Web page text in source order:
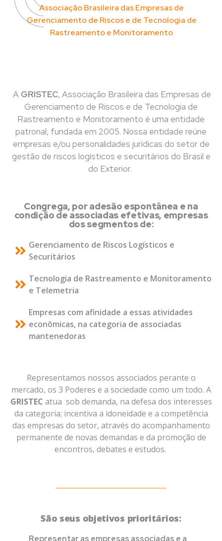
Associação Brasileira das Empresas de
Gerenciamento de Riscos e de Tecnologia de
Rastreamento e Monitoramento
A GRISTEC, Associação Brasileira das Empresas de
Gerenciamento de Riscos e de Tecnologia de
Rastreamento e Monitoramento é uma entidade
patronal, fundada em 2005. Nossa entidade reúne
empresas e/ou personalidades jurídicas do setor de
gestão de riscos logísticos e securitários do Brasil e
do Exterior.
Congrega, por adesão espontânea e na
condição de associadas efetivas, empresas
dos segmentos de:
Gerenciamento de Riscos Logísticos e
Securitários
Tecnologia de Rastreamento e Monitoramento
e Telemetria
Empresas com afinidade a essas atividades
econômicas, na categoria de associadas
mantenedoras
Representamos nossos associados perante o
mercado, os 3 Poderes e a sociedade como um todo. A
GRISTEC atua sob demanda, na defesa dos interesses
da categoria; incentiva a idoneidade e a competência
das empresas do setor, através do acompanhamento
permanente de novas demandas e da promoção de
encontros, debates e estudos.
São seus objetivos prioritários:
Representar as empresas associadas e a